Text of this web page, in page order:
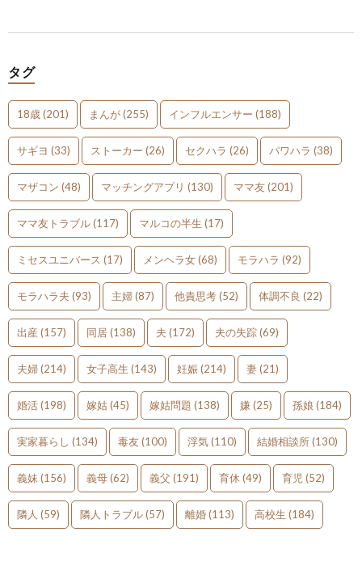
タグ
18歳(201) まんが(255) インフルエンサー (188)
サギヨ (33) ストーカー (26) セクハラ (26) パワハラ (38)
マザコン (48) マッチングアプリ (130) ママ友(201)
ママ友トラブル(117) マルコの半生 (17)
ミセスユニバース (17) メンヘラ女(68) モラハラ (92)
モラハラ夫 (93) 主婦(87) 他責思考(52) 体調不良 (22)
出産 (157) 同居(138) 夫 (172) 夫の失踪(69)
夫婦(214) 女子高生 (143) 妊娠(214) 妻(21)
婚活(198) 嫁姑(45) 嫁姑問題 (138) 嫌 (25) 孫娘 (184)
実家暮らし (134) 毒友(100) 浮気(110) 結婚相談所(130)
義妹 (156) 義母(62) 義父 (191) 育休 (49) 育児 (52)
隣人 (59) 隣人トラブル(57) 離婚(113) 高校生 (184)